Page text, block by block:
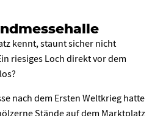
kennt, staunt sicher nicht
riesiges Loch direkt vor dem
nach dem Ersten Weltkrieg hatte
Stände auf dem Marktplatz